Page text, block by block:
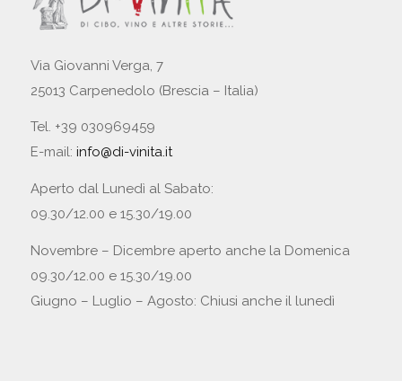
Via Giovanni Verga, 7
25013 Carpenedolo (Brescia – Italia)
Tel. +39 030969459
E-mail: info@di-vinita.it
Aperto dal Lunedì al Sabato:
09.30/12.00 e 15.30/19.00
Novembre – Dicembre aperto anche la Domenica
09.30/12.00 e 15.30/19.00
Giugno – Luglio – Agosto: Chiusi anche il lunedì